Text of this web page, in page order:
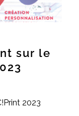
sur le
2023